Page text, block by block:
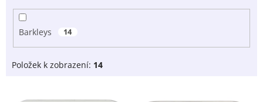
Barkleys 14
Položek k zobrazení: 14